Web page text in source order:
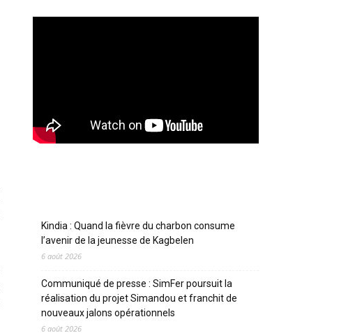
Kindia : Quand la fièvre du charbon consume
l’avenir de la jeunesse de Kagbelen
6 août 2026
Communiqué de presse : SimFer poursuit la
réalisation du projet Simandou et franchit de
nouveaux jalons opérationnels
6 août 2026